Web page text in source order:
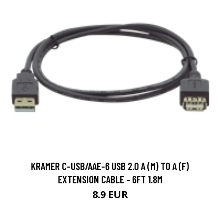
KRAMER C-USB/AAE-6 USB 2.0 A (M) TO A (F)
EXTENSION CABLE - 6FT 1.8M
8.9 EUR